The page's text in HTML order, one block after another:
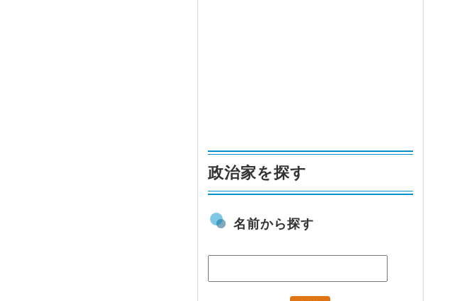
政治家を探す
名前から探す